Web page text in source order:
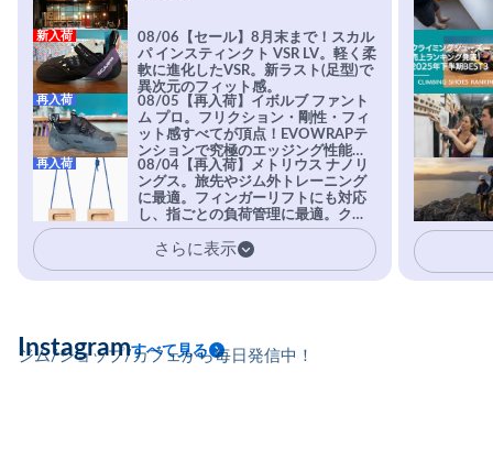
08/06【セール】8月末まで！スカル
パ インスティンクト VSR LV。軽く柔
軟に進化したVSR。新ラスト(足型)で
異次元のフィット感。
新入荷
08/05【再入荷】イボルブ ファント
ム プロ。フリクション・剛性・フィ
ット感すべてが頂点！EVOWRAPテ
ンションで究極のエッジング性能を
実現。進化系ラバーEvo-74はTRAX
を凌駕する粘着力で極小ホールドに
安心感。
再入荷
08/04【再入荷】メトリウス ナノリ
ングス。旅先やジム外トレーニング
に最適。フィンガーリフトにも対応
し、指ごとの負荷管理に最適。クラ
イマーの指を本気で鍛えるギア。
再入荷
さらに表示
ジム/ショップ/カフェから毎日発信中！
Instagramすべて見る